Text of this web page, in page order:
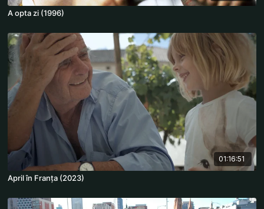
A opta zi (1996)
01:16:51
April în Franța (2023)